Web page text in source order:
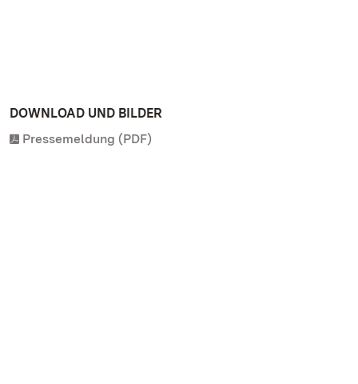
DOWNLOAD UND BILDER
Pressemeldung (PDF)